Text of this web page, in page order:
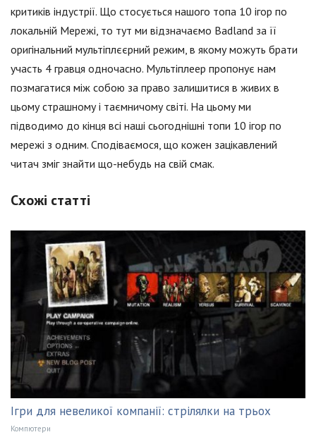
критиків індустрії. Що стосується нашого топа 10 ігор по
локальній Мережі, то тут ми відзначаємо Badland за її
оригінальний мультіплєєрний режим, в якому можуть брати
участь 4 гравця одночасно. Мультіплеер пропонує нам
позмагатися між собою за право залишитися в живих в
цьому страшному і таємничому світі. На цьому ми
підводимо до кінця всі наші сьогоднішні топи 10 ігор по
мережі з одним. Сподіваємося, що кожен зацікавлений
читач зміг знайти що-небудь на свій смак.
Схожі статті
Ігри для невеликої компанії: стрілялки на трьох
Компютери